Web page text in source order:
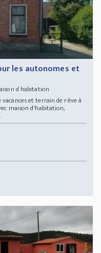
les autonomes et
d habitation
et terrain de rêve à
maison d'habitation,